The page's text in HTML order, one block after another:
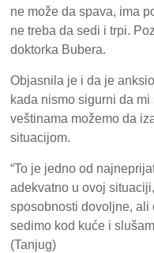
ne može da spava, ima
ne treba da sedi i trpi.
doktorka Bubera.
Objasnila je i da je
kada nismo sigurni da
veštinama možemo da
situacijom.
“To je jedno od
adekvatno u ovoj
sposobnosti dovoljne, ali
sedimo kod kuće i
(Tanjug)